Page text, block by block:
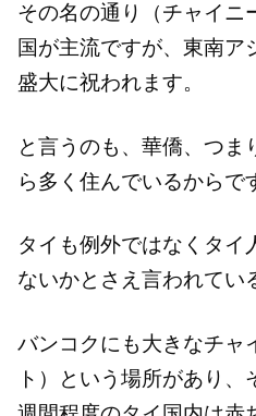
その名の通り（チャイニ
国が主流ですが、東南ア
盛大に祝われます。
と言うのも、華僑、つま
ら多く住んでいるからで
タイも例外ではなくタイ
ないかとさえ言われてい
バンコクにも大きなチャ
ト）という場所があり